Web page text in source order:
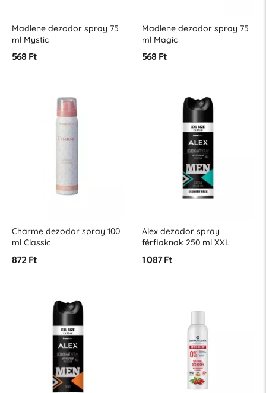
Madlene dezodor spray 75
ml Mystic
568 Ft
Madlene dezodor spray 75
ml Magic
568 Ft
Charme dezodor spray 100
ml Classic
872 Ft
Alex dezodor spray
férfiaknak 250 ml XXL
érzékeny bőrre
1 087 Ft